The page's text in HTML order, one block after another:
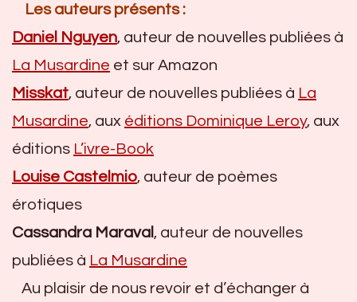
Les auteurs présents :
Daniel Nguyen, auteur de nouvelles publiées à
La Musardine et sur Amazon
Misskat, auteur de nouvelles publiées à La
Musardine, aux éditions Dominique Leroy, aux
éditions L’ivre-Book
Louise Castelmio, auteur de poèmes
érotiques
Cassandra Maraval , auteur de nouvelles
publiées à La Musardine
Au plaisir de nous revoir et d’échanger à